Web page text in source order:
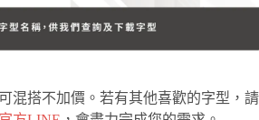
混搭不加價。若有其他喜歡的字型，請